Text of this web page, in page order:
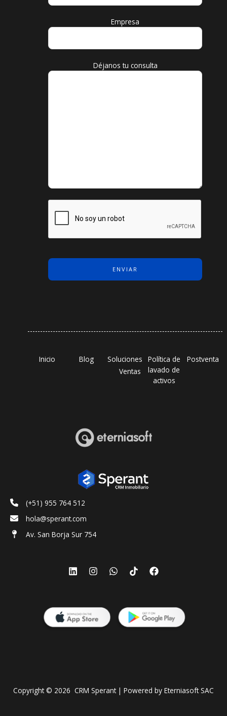
Empresa
Déjanos tu consulta
Inicio Blog
Soluciones
Ventas
Política de
lavado de
activos
Postventa
(+51) 955 764 512
hola@sperant.com
Av. San Borja Sur 754
Copyright © 2026 CRM Sperant | Powered by Eterniasoft SAC